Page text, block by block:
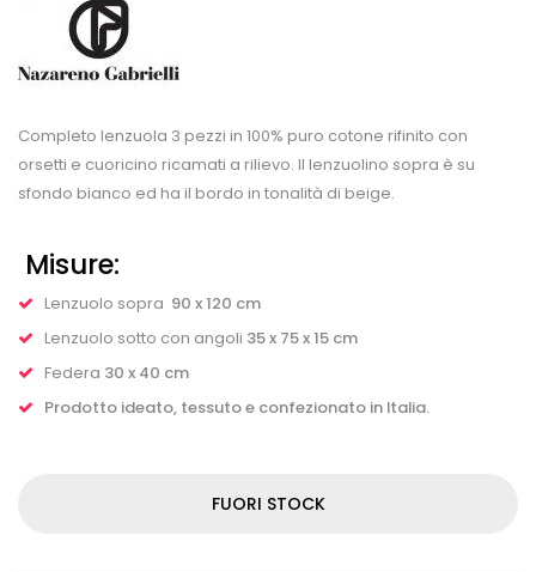
Completo lenzuola 3 pezzi in 100% puro cotone rifinito con
orsetti e cuoricino ricamati a rilievo. Il lenzuolino sopra è su
sfondo bianco ed ha il bordo in tonalità di beige.
Misure:
Lenzuolo sopra 90 x 120 cm
Lenzuolo sotto con angoli 35 x 75 x 15 cm
Federa 30 x 40 cm
Prodotto ideato, tessuto e confezionato in Italia.
FUORI STOCK